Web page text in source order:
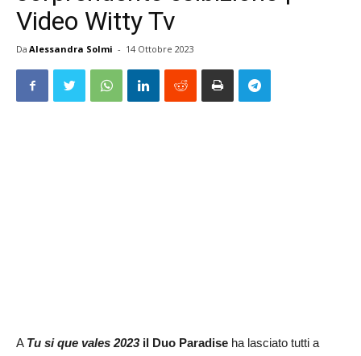
Video Witty Tv
Da Alessandra Solmi - 14 Ottobre 2023
A Tu si que vales 2023il Duo Paradise ha lasciato tutti a